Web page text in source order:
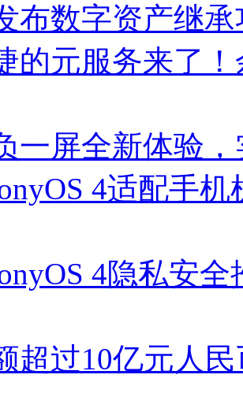
布数字资产继承
的元服务来了
一屏全新体验
4适配手
4隐私安
超过10亿元人